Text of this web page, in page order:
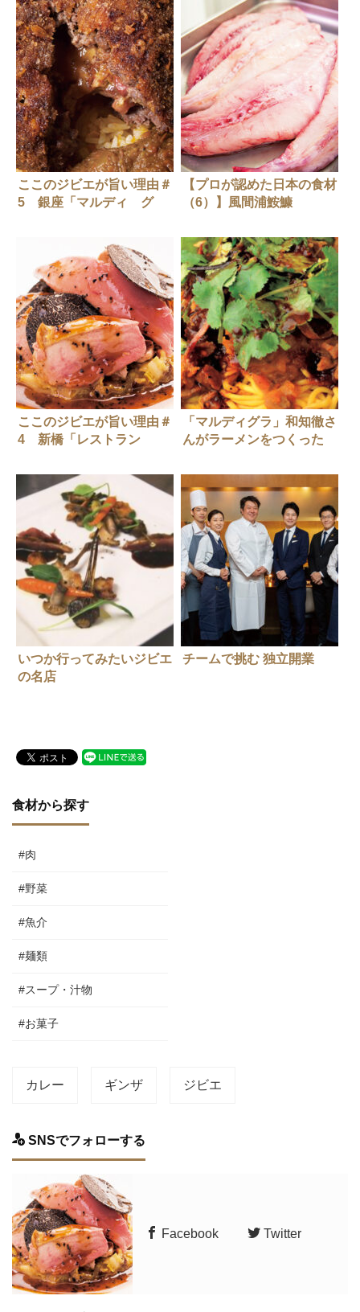
ここのジビエが旨い理由＃
5 銀座「マルディ グ
【プロが認めた日本の食材
（6）】風間浦鮟鱇
ここのジビエが旨い理由＃
4 新橋「レストラン
「マルディグラ」和知徹さ
んがラーメンをつくった
いつか行ってみたいジビエ
の名店
チームで挑む 独立開業
食材から探す
#肉
#野菜
#魚介
#麺類
#スープ・汁物
#お菓子
カレー ギンザ ジビエ
SNSでフォローする
Facebook Twitter